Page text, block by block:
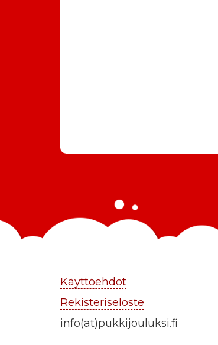
Käyttöehdot
Rekisteriseloste
info(at)pukkijouluksi.fi